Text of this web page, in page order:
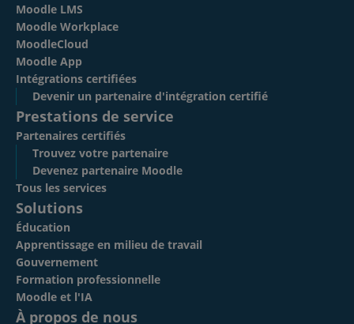
Moodle LMS
Moodle Workplace
MoodleCloud
Moodle App
Intégrations certifiées
Devenir un partenaire d'intégration certifié
Prestations de service
Partenaires certifiés
Trouvez votre partenaire
Devenez partenaire Moodle
Tous les services
Solutions
Éducation
Apprentissage en milieu de travail
Gouvernement
Formation professionnelle
Moodle et l'IA
À propos de nous